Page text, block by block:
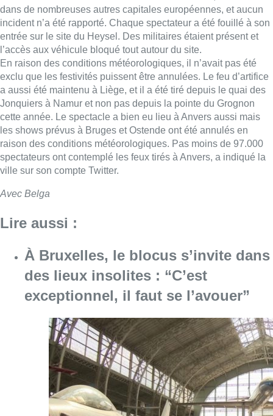
ville sur son compte Twitter.
Avec Belga
Lire aussi :
À Bruxelles, le blocus s’invite dans
des lieux insolites : “C’est
exceptionnel, il faut se l’avouer”
06 août 2026Consulter l'article "À Bruxelles, le blocus
Saint-Géry : un ancien bras de la
Senne et une ancienne brasserie